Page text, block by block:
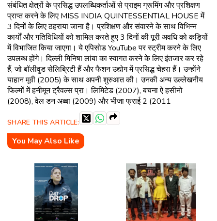
संबंधित क्षेत्रों के प्रसिद्ध उपलब्धिकर्ताओं से प्राइम ग्रूमिंग और प्रशिक्षण
प्राप्त करने के लिए MISS INDIA QUINTESSENTIAL HOUSE में
3 दिनों के लिए ठहराया जाना है। प्रशिक्षण और संवारने के साथ विभिन्न
कार्यों और गतिविधियों को शामिल करते हुए 3 दिनों की पूरी अवधि को कड़ियों
में विभाजित किया जाएगा। ये एपिसोड YouTube पर स्ट्रीम करने के लिए
उपलब्ध होंगे। दिल्ली मिनिषा लांबा का स्वागत करने के लिए इंतजार कर रहे
हैं, जो बॉलीवुड सेलिब्रिटी हैं और फैशन उद्योग में प्रसिद्ध चेहरा हैं। उन्होंने
याहान मूवी (2005) के साथ अपनी शुरुआत की। उनकी अन्य उल्लेखनीय
फिल्मों में हनीमून ट्रैवल्स प्रा। लिमिटेड (2007), बचना ऐ हसीनो
(2008), वेल डन अब्बा (2009) और भीजा फ्राई 2 (2011
SHARE THIS ARTICLE:
You May Also Like